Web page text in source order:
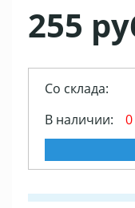
255
Со склада:
В наличии:
0